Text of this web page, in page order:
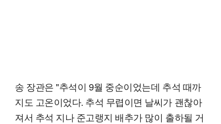
송 장관은 "추석이 9월 중순이었는데 추석 때까
지도 고온이었다. 추석 무렵이면 날씨가 괜찮아
져서 추석 지나 준고랭지 배추가 많이 출하될 거